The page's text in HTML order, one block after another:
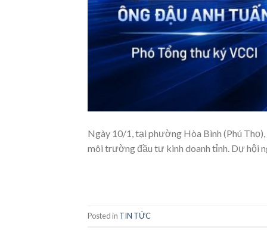
Ngày 10/1, tại phường Hòa Bình (Phú
môi trường đầu tư kinh doanh tỉnh. Dự hội
Posted in TIN TỨC